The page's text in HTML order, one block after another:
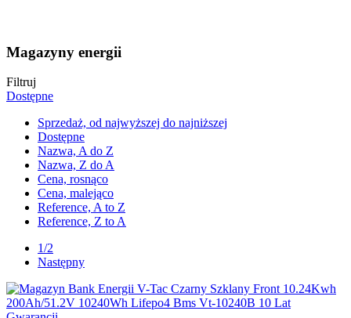
Magazyny energii
Filtruj
Dostępne
Sprzedaż, od najwyższej do najniższej
Dostępne
Nazwa, A do Z
Nazwa, Z do A
Cena, rosnąco
Cena, malejąco
Reference, A to Z
Reference, Z to A
1/2
Następny